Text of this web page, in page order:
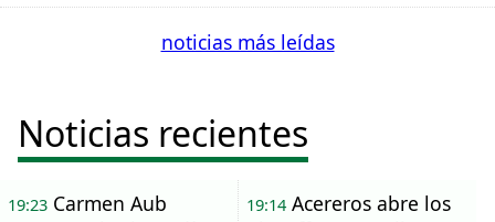
noticias más leídas
Noticias recientes
19:23Carmen Aub
19:14Acereros abre los